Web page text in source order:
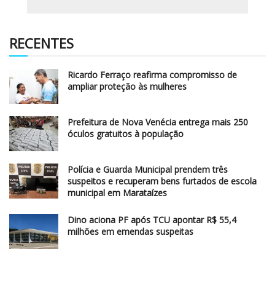
RECENTES
Ricardo Ferraço reafirma compromisso de
ampliar proteção às mulheres
Prefeitura de Nova Venécia entrega mais 250
óculos gratuitos à população
Polícia e Guarda Municipal prendem três
suspeitos e recuperam bens furtados de escola
municipal em Marataízes
Dino aciona PF após TCU apontar R$ 55,4
milhões em emendas suspeitas